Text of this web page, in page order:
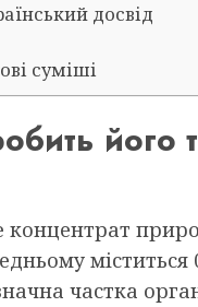
досвід
суміші
його
міститься
частка